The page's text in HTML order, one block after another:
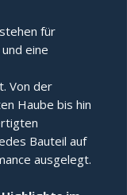
für
eine
Von der
Haube bis hin
Bauteil auf
ausgelegt.